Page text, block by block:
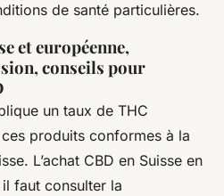
de santé particulières.
et européenne,
conseils pour
un taux de THC
produits conformes à la
L’achat CBD en Suisse en
faut consulter la